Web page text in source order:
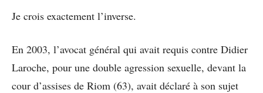
Je crois exactement l’inverse.
En 2003, l’avocat général qui avait requis contre Didier
Laroche, pour une double agression sexuelle, devant la
cour d’assises de Riom (63), avait déclaré à son sujet